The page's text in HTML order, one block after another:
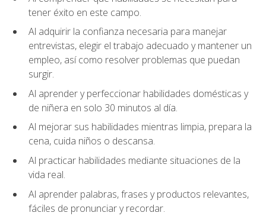
tener éxito en este campo.
Al adquirir la confianza necesaria para manejar
entrevistas, elegir el trabajo adecuado y mantener un
empleo, así como resolver problemas que puedan
surgir.
Al aprender y perfeccionar habilidades domésticas y
de niñera en solo 30 minutos al día.
Al mejorar sus habilidades mientras limpia, prepara la
cena, cuida niños o descansa.
Al practicar habilidades mediante situaciones de la
vida real.
Al aprender palabras, frases y productos relevantes,
fáciles de pronunciar y recordar.